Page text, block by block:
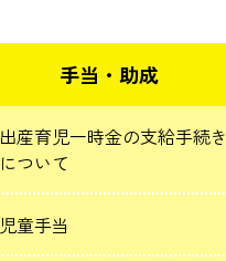
手当・助成
出産育児一時金の支給手続き
について
児童手当